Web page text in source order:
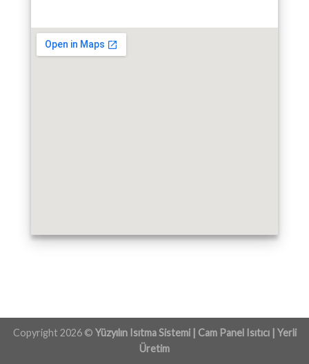
Copyright 2026 © Yüzyılın Isıtma Sistemi | Cam Panel Isıtıcı | Yerli
Üretim